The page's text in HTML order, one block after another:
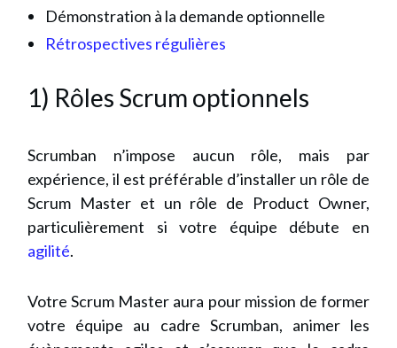
Démonstration à la demande optionnelle
Rétrospectives régulières
1) Rôles Scrum optionnels
Scrumban n’impose aucun rôle, mais par
expérience, il est préférable d’installer un rôle de
Scrum Master et un rôle de Product Owner,
particulièrement si votre équipe débute en
agilité.
Votre Scrum Master aura pour mission de former
votre équipe au cadre Scrumban, animer les